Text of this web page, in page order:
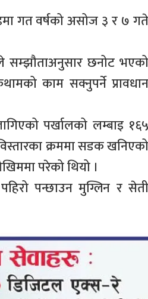
गत वर्षको असोज ३ र ७ गते
सम्झौताअनुसार छनोट भएको
काम सक्नुपर्ने प्रावधान
पर्खालको लम्बाइ १६५
क्रममा सडक खनिएको
परेको थियो ।
पन्छाउन मुग्लिन र सेती